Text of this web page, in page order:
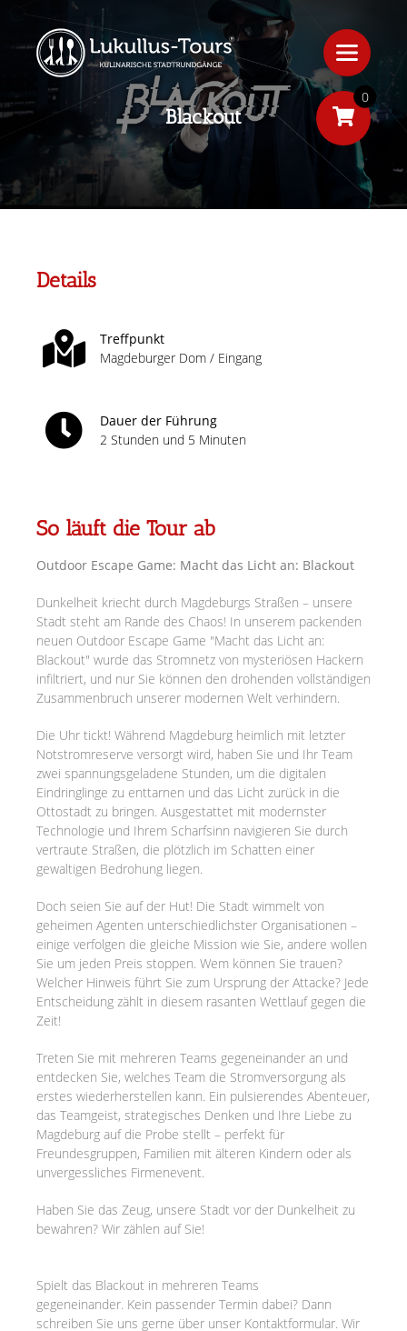
Blackout
Details
Treffpunkt
Magdeburger Dom / Eingang
Dauer der Führung
2 Stunden und 5 Minuten
So läuft die Tour ab
Outdoor Escape Game: Macht das Licht an: Blackout
Dunkelheit kriecht durch Magdeburgs Straßen – unsere
Stadt steht am Rande des Chaos! In unserem packenden
neuen Outdoor Escape Game "Macht das Licht an:
Blackout" wurde das Stromnetz von mysteriösen Hackern
infiltriert, und nur Sie können den drohenden vollständigen
Zusammenbruch unserer modernen Welt verhindern.
Die Uhr tickt! Während Magdeburg heimlich mit letzter
Notstromreserve versorgt wird, haben Sie und Ihr Team
zwei spannungsgeladene Stunden, um die digitalen
Eindringlinge zu enttarnen und das Licht zurück in die
Ottostadt zu bringen. Ausgestattet mit modernster
Technologie und Ihrem Scharfsinn navigieren Sie durch
vertraute Straßen, die plötzlich im Schatten einer
gewaltigen Bedrohung liegen.
Doch seien Sie auf der Hut! Die Stadt wimmelt von
geheimen Agenten unterschiedlichster Organisationen –
einige verfolgen die gleiche Mission wie Sie, andere wollen
Sie um jeden Preis stoppen. Wem können Sie trauen?
Welcher Hinweis führt Sie zum Ursprung der Attacke? Jede
Entscheidung zählt in diesem rasanten Wettlauf gegen die
Zeit!
Treten Sie mit mehreren Teams gegeneinander an und
entdecken Sie, welches Team die Stromversorgung als
erstes wiederherstellen kann. Ein pulsierendes Abenteuer,
das Teamgeist, strategisches Denken und Ihre Liebe zu
Magdeburg auf die Probe stellt – perfekt für
Freundesgruppen, Familien mit älteren Kindern oder als
unvergessliches Firmenevent.
Haben Sie das Zeug, unsere Stadt vor der Dunkelheit zu
bewahren? Wir zählen auf Sie!
Spielt das Blackout in mehreren Teams
gegeneinander. Kein passender Termin dabei? Dann
schreiben Sie uns gerne über unser Kontaktformular. Wir
0